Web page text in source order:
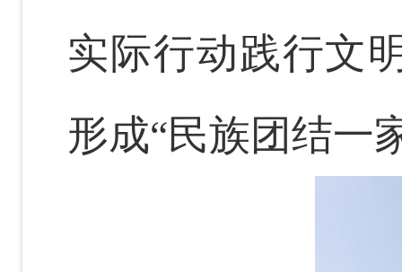
实际行动践行文
形成“民族团结一